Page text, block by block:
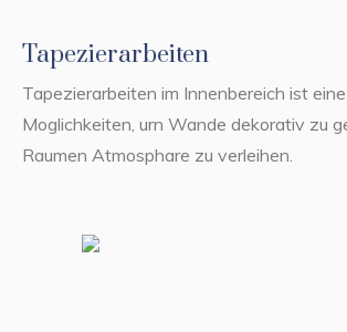
Tapezierarbeiten
Tapezierarbeiten im Innenbereich ist
Moglichkeiten, urn Wande dekorativ zu
Raumen Atmosphare zu verleihen.